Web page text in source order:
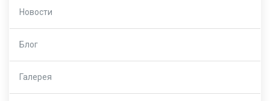
Новости
Блог
Галерея